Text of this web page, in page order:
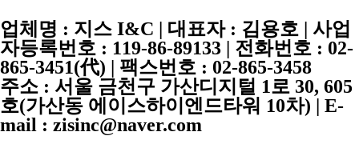
업체명 : 지스 I&C | 대표자 : 김용호 | 사업
자등록번호 : 119-86-89133 | 전화번호 : 02-
865-3451(代) | 팩스번호 : 02-865-3458
주소 : 서울 금천구 가산디지털 1로 30, 605
호(가산동 에이스하이엔드타워 10차) | E-
mail : zisinc@naver.com